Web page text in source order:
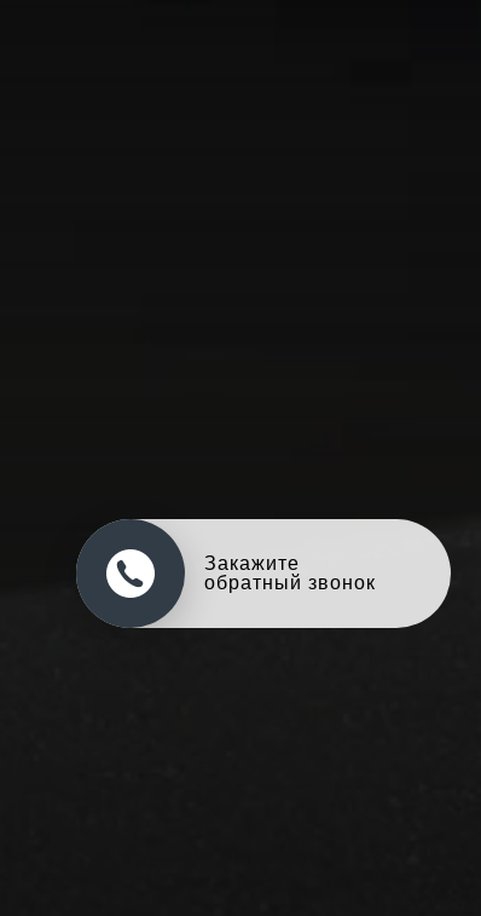
Оцените свой авто
в обмен на новый